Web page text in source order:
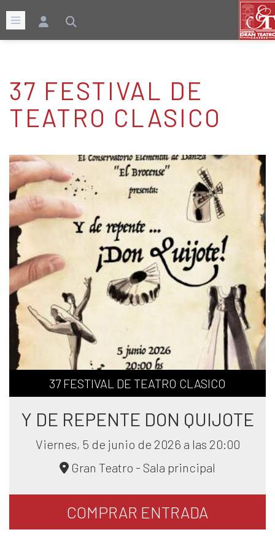
37 FESTIVAL DE
TEATRO CLASICO
37 FESTIVAL DE TEATRO CLASICO
Y DE REPENTE DON QUIJOTE
Viernes, 5 de junio de 2026 a las 20:00
Gran Teatro - Sala principal
COMPRAR ENTRADA